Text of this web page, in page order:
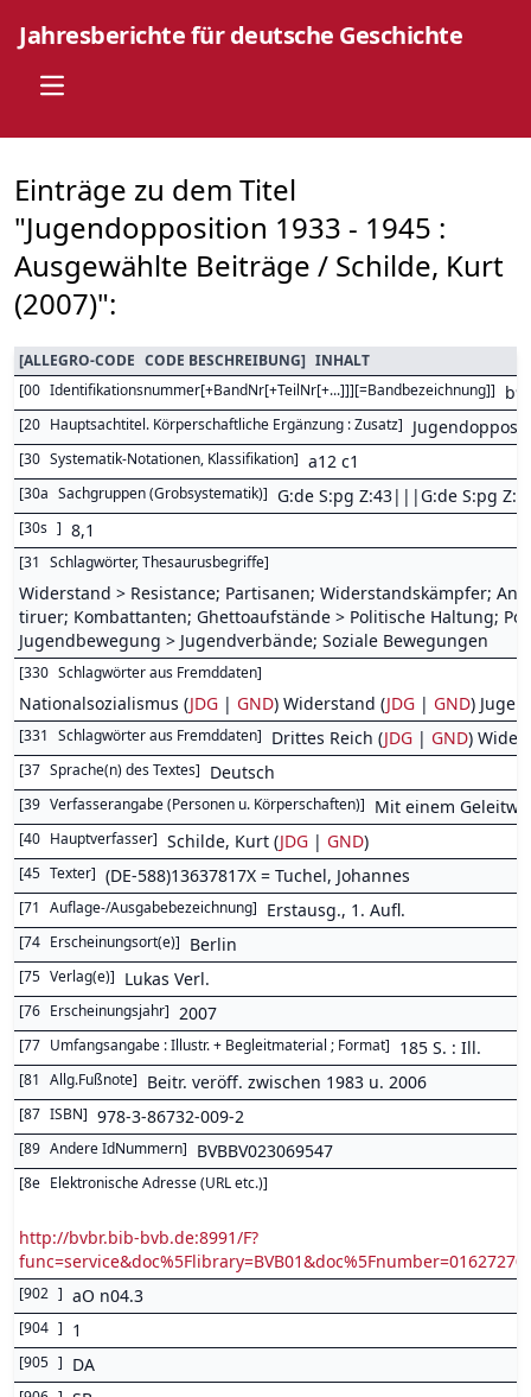
Jahresberichte für deutsche Geschichte
Open main menu
Einträge zu dem Titel
"Jugendopposition 1933 - 1945 :
Ausgewählte Beiträge / Schilde, Kurt
(2007)":
[ALLEGRO-CODE CODE BESCHREIBUNG] INHALT
[00 Identifikationsnummer[+BandNr[+TeilNr[+...]]][=Bandbezeichnung]]
[20 Hauptsachtitel. Körperschaftliche Ergänzung : Zusatz]
[30 Systematik-Notationen, Klassifikation] a12 c1
[30a Sachgruppen (Grobsystematik)] G:de S:pg Z:43|||G:de S:pg
[30s ] 8,1
[31 Schlagwörter, Thesaurusbegriffe]
Widerstand > Resistance; Partisanen; Widerstandskämpfer;
tiruer; Kombattanten; Ghettoaufstände > Politische Haltung;
Jugendbewegung > Jugendverbände; Soziale Bewegungen
[330 Schlagwörter aus Fremddaten]
Nationalsozialismus (JDG | GND) Widerstand (JDG | GND)
[331 Schlagwörter aus Fremddaten] Drittes Reich (JDG | GND)
[37 Sprache(n) des Textes] Deutsch
[39 Verfasserangabe (Personen u. Körperschaften)] Mit einem Geleitw.
[40 Hauptverfasser] Schilde, Kurt (JDG | GND)
[45 Texter] (DE-588)13637817X = Tuchel, Johannes
[71 Auflage-/Ausgabebezeichnung] Erstausg., 1. Aufl.
[74 Erscheinungsort(e)] Berlin
[75 Verlag(e)] Lukas Verl.
[76 Erscheinungsjahr] 2007
[77 Umfangsangabe : Illustr. + Begleitmaterial ; Format] 185 S. : Ill.
[81 Allg.Fußnote] Beitr. veröff. zwischen 1983 u. 2006
[87 ISBN] 978-3-86732-009-2
[89 Andere IdNummern] BVBBV023069547
[8e Elektronische Adresse (URL etc.)]
http://bvbr.bib-bvb.de:8991/F?
[902 ] aO n04.3
[904 ] 1
[905 ] DA